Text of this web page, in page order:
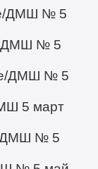
ДМШ № 5
ДМШ № 5
ДМШ № 5
5 март
ДМШ № 5